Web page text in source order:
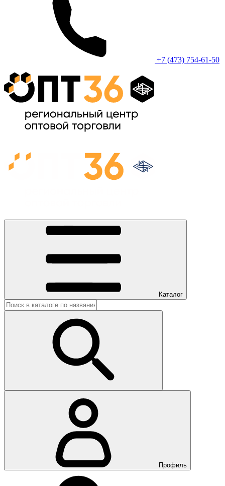
+7 (473) 754-61-50
Каталог
Профиль